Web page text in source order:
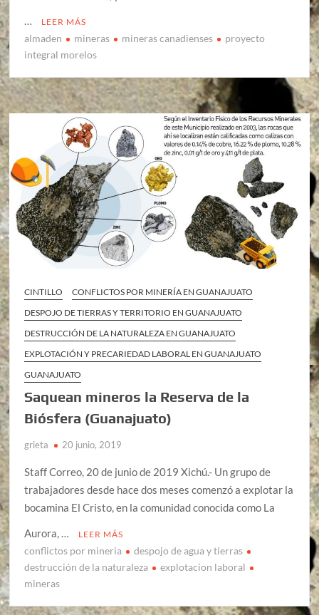
…
LEER MÁS
almaden mineras mineras canadienses
proyecto
integral morelos
CINTILLO
CONFLICTOS POR MINERÍA EN GUANAJUATO
DESPOJO DE TIERRAS Y TERRITORIO EN GUANAJUATO
DESTRUCCIÓN DE LA NATURALEZA EN GUANAJUATO
EXPLOTACIÓN Y PRECARIEDAD LABORAL EN GUANAJUATO
GUANAJUATO
Saquean mineros la Reserva de la
Biósfera (Guanajuato)
grieta 20 junio, 2019
Staff Correo, 20 de junio de 2019 Xichú.- Un grupo de
trabajadores desde hace dos meses comenzó a explotar la
bocamina El Cristo, en la comunidad conocida como La
Aurora, …
LEER MÁS
conflictos por mineria
despojo de agua y tierras
destrucción de la naturaleza
explotacion laboral
mineras